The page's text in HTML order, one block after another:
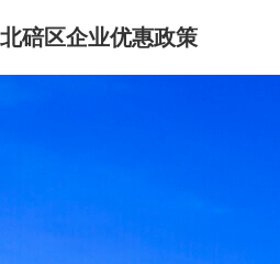
北碚区企业优惠政策